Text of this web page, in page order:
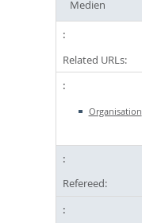
Medien
Related URLs:
Organisation
Refereed: